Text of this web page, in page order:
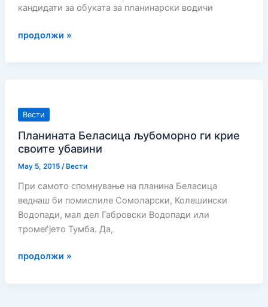
TRAILS
SKOPJE
кандидати за обуката за планинарски водичи
Обука
Приемен
испит
продолжи »
Вести
Планината Беласица љубоморно ги крие
своите убавини
May 5, 2015 /Вести
При самото спомнување на планина Беласица
веднаш би помислиле Сoмoларски, Колешински
Водопади, мал дел Габровски Водопади или
тромеѓјето Тумба. Да,
Планината
продолжи »